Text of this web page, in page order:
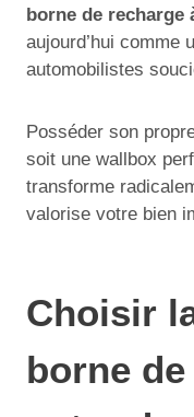
borne de recharge
aujourd’hui comme
automobilistes
Posséder son
soit une wallbox
transforme
valorise votre bien
Choisir
borne